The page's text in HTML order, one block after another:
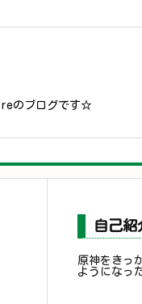
のブログです☆
自己紹
原神をきっ
ようになっ